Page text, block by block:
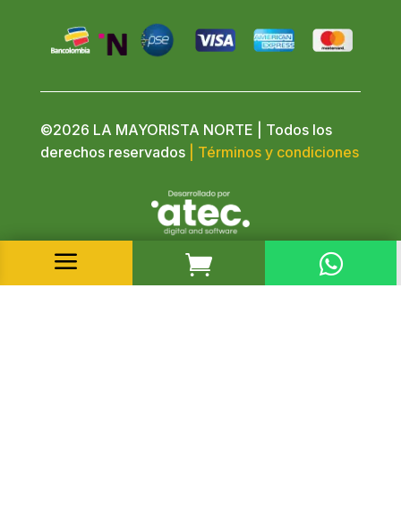
©2026 LA MAYORISTA NORTE | Todos los
derechos reservados
| Términos y condiciones
a  